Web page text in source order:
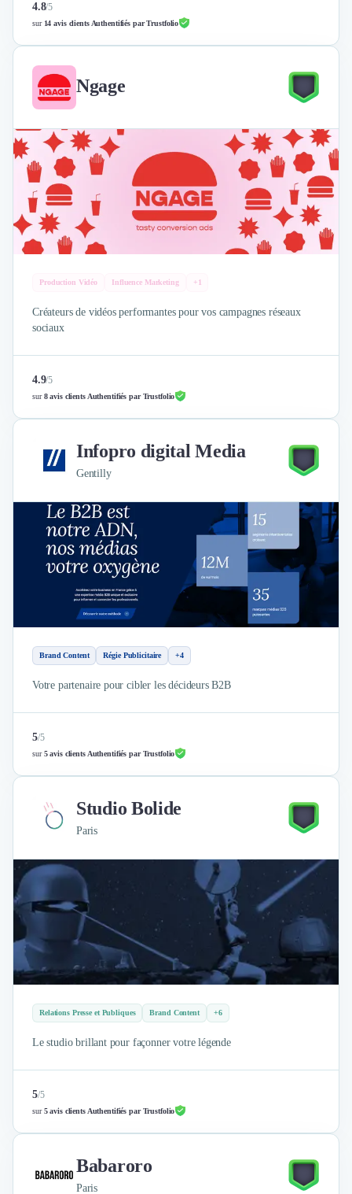
4.8/5
sur 14 avis clients Authentifiés par Trustfolio
Ngage
Production Vidéo Influence Marketing +1
Créateurs de vidéos performantes pour vos campagnes réseaux
sociaux
4.9/5
sur8 avis clients Authentifiés par Trustfolio
Infopro digital Media
Gentilly
Brand Content Régie Publicitaire +4
Votre partenaire pour cibler les décideurs B2B
5/5
sur5 avis clients Authentifiés par Trustfolio
Studio Bolide
Paris
Relations Presse et Publiques Brand Content +6
Le studio brillant pour façonner votre légende
5/5
sur5 avis clients Authentifiés par Trustfolio
Babaroro
Paris